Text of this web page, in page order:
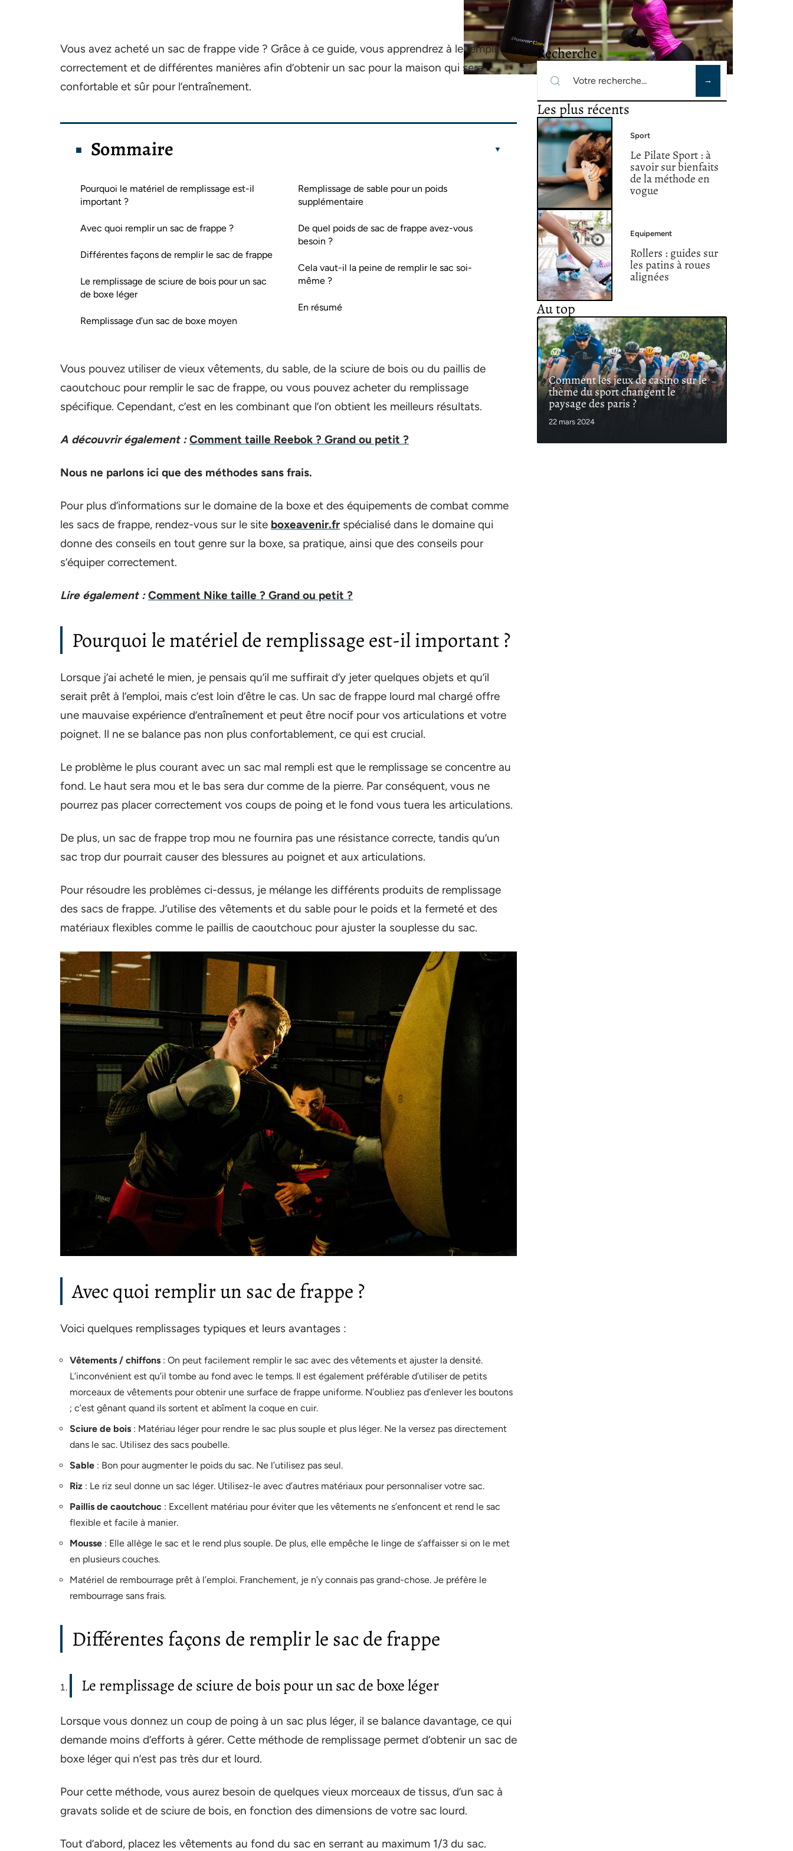
Vous avez acheté un sac de frappe vide ? Grâce à ce guide, vous apprendrez à le remplir
correctement et de différentes manières afin d’obtenir un sac pour la maison qui sera
confortable et sûr pour l’entraînement.
Sommaire
Pourquoi le matériel de remplissage est-il
important ?
Avec quoi remplir un sac de frappe ?
Différentes façons de remplir le sac de frappe
Le remplissage de sciure de bois pour un sac
de boxe léger
Remplissage d’un sac de boxe moyen
Remplissage de sable pour un poids
supplémentaire
De quel poids de sac de frappe avez-vous
besoin ?
Cela vaut-il la peine de remplir le sac soi-
même ?
En résumé
Vous pouvez utiliser de vieux vêtements, du sable, de la sciure de bois ou du paillis de
caoutchouc pour remplir le sac de frappe, ou vous pouvez acheter du remplissage
spécifique. Cependant, c’est en les combinant que l’on obtient les meilleurs résultats.
A découvrir également : Comment taille Reebok ? Grand ou petit ?
Nous ne parlons ici que des méthodes sans frais.
Pour plus d’informations sur le domaine de la boxe et des équipements de combat comme
les sacs de frappe, rendez-vous sur le site boxeavenir.fr spécialisé dans le domaine qui
donne des conseils en tout genre sur la boxe, sa pratique, ainsi que des conseils pour
s’équiper correctement.
Lire également : Comment Nike taille ? Grand ou petit ?
Pourquoi le matériel de remplissage est-il important ?
Lorsque j’ai acheté le mien, je pensais qu’il me suffirait d’y jeter quelques objets et qu’il
serait prêt à l’emploi, mais c’est loin d’être le cas. Un sac de frappe lourd mal chargé offre
une mauvaise expérience d’entraînement et peut être nocif pour vos articulations et votre
poignet. Il ne se balance pas non plus confortablement, ce qui est crucial.
Le problème le plus courant avec un sac mal rempli est que le remplissage se concentre au
fond. Le haut sera mou et le bas sera dur comme de la pierre. Par conséquent, vous ne
pourrez pas placer correctement vos coups de poing et le fond vous tuera les articulations.
De plus, un sac de frappe trop mou ne fournira pas une résistance correcte, tandis qu’un
sac trop dur pourrait causer des blessures au poignet et aux articulations.
Pour résoudre les problèmes ci-dessus, je mélange les différents produits de remplissage
des sacs de frappe. J’utilise des vêtements et du sable pour le poids et la fermeté et des
matériaux flexibles comme le paillis de caoutchouc pour ajuster la souplesse du sac.
Avec quoi remplir un sac de frappe ?
Voici quelques remplissages typiques et leurs avantages :
Vêtements / chiffons : On peut facilement remplir le sac avec des vêtements et ajuster la densité.
L’inconvénient est qu’il tombe au fond avec le temps. Il est également préférable d’utiliser de petits
morceaux de vêtements pour obtenir une surface de frappe uniforme. N’oubliez pas d’enlever les boutons
; c’est gênant quand ils sortent et abîment la coque en cuir.
Sciure de bois : Matériau léger pour rendre le sac plus souple et plus léger. Ne la versez pas directement
dans le sac. Utilisez des sacs poubelle.
Sable : Bon pour augmenter le poids du sac. Ne l’utilisez pas seul.
Riz : Le riz seul donne un sac léger. Utilisez-le avec d’autres matériaux pour personnaliser votre sac.
Paillis de caoutchouc : Excellent matériau pour éviter que les vêtements ne s’enfoncent et rend le sac
flexible et facile à manier.
Mousse : Elle allège le sac et le rend plus souple. De plus, elle empêche le linge de s’affaisser si on le met
en plusieurs couches.
Matériel de rembourrage prêt à l’emploi. Franchement, je n’y connais pas grand-chose. Je préfère le
rembourrage sans frais.
Différentes façons de remplir le sac de frappe
Le remplissage de sciure de bois pour un sac de boxe léger
Lorsque vous donnez un coup de poing à un sac plus léger, il se balance davantage, ce qui
demande moins d’efforts à gérer. Cette méthode de remplissage permet d’obtenir un sac de
boxe léger qui n’est pas très dur et lourd.
Pour cette méthode, vous aurez besoin de quelques vieux morceaux de tissus, d’un sac à
gravats solide et de sciure de bois, en fonction des dimensions de votre sac lourd.
Tout d’abord, placez les vêtements au fond du sac en serrant au maximum 1/3 du sac.
Recherche
Les plus récents
Sport
Le Pilate Sport : à
savoir sur bienfaits
de la méthode en
vogue
Equipement
Rollers : guides sur
les patins à roues
alignées
Au top
Comment les jeux de casino sur le
thème du sport changent le
paysage des paris ?
22 mars 2024